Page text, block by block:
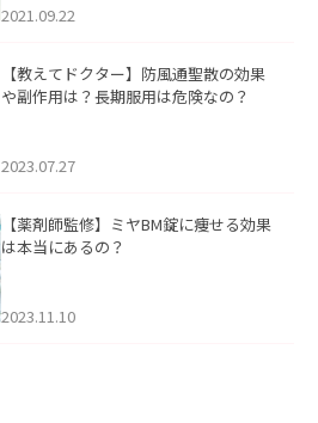
2021.09.22
【教えてドクター】防風通聖散の効果
や副作用は？長期服用は危険なの？
2023.07.27
【薬剤師監修】ミヤBM錠に痩せる効果
は本当にあるの？
2023.11.10